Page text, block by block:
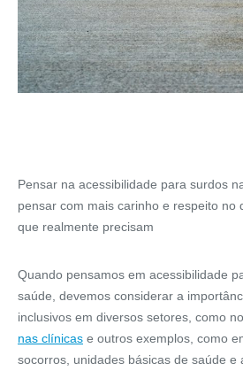
Pensar na acessibilidade para surdos
pensar com mais carinho e respeito no
que realmente precisam
Quando pensamos em acessibilidade
saúde, devemos considerar a
inclusivos em diversos setores, como
nas clínicas e outros exemplos, como
socorros, unidades básicas de saúde e